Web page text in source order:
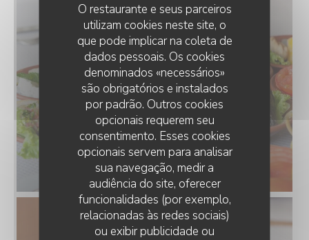
O restaurante e seus parceiros
utilizam cookies neste site, o
que pode implicar na coleta de
dados pessoais. Os cookies
denominados «necessários»
são obrigatórios e instalados
por padrão. Outros cookies
opcionais requerem seu
consentimento. Esses cookies
opcionais servem para analisar
sua navegação, medir a
audiência do site, oferecer
funcionalidades (por exemplo,
relacionadas às redes sociais)
ou exibir publicidade ou